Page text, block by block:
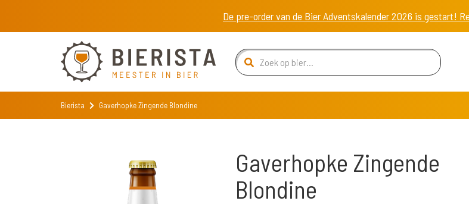
De pre-order van de Bier Adventskalender 2026 is gestart!
Bierista Gaverhopke Zingende Blondine
Gaverhopke Zingende
Blondine